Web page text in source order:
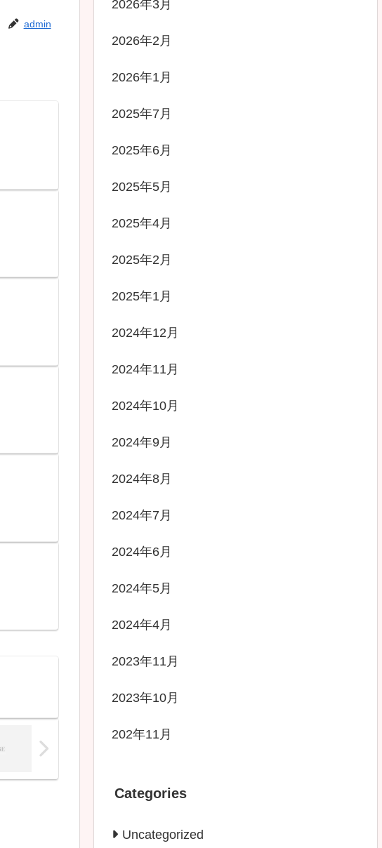
admin
2026年3月
2026年2月
2026年1月
2025年7月
2025年6月
2025年5月
2025年4月
2025年2月
2025年1月
2024年12月
2024年11月
2024年10月
2024年9月
2024年8月
2024年7月
2024年6月
2024年5月
2024年4月
2023年11月
2023年10月
202年11月
Categories
Uncategorized